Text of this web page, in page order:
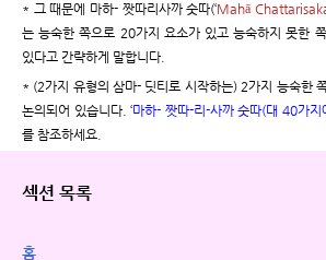
* 그 때문에 마하- 짯따리사까 숫따(‘Mahā
는 능숙한 쪽으로 20가지 요소가 있고 능숙하지 못한
있다고 간략하게 말합니다.
* (2가지 유형의 삼마- 딧티로 시작하는) 2가지 능숙한
논의되어 있습니다. ‘마하- 짯따-리-사까 숫따(대 40가지
를 참조하세요.
섹션 목록
홈